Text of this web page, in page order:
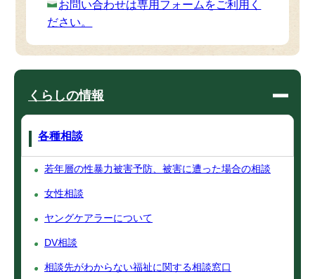
お問い合わせは専用フォームをご利用く
ださい。
くらしの情報
各種相談
若年層の性暴力被害予防、被害に遭った場合の相談
女性相談
ヤングケアラーについて
DV相談
相談先がわからない福祉に関する相談窓口